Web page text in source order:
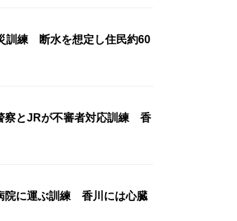
訓練 断水を想定し住民約60
察とJRが不審者対応訓練 香
院に運ぶ訓練 香川には心臓